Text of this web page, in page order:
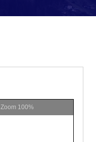
Zoom 100%